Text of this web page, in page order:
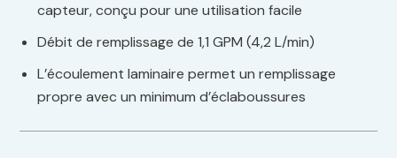
capteur, conçu pour une utilisation facile
Débit de remplissage de 1,1 GPM (4,2 L/min)
L’écoulement laminaire permet un remplissage
propre avec un minimum d’éclaboussures